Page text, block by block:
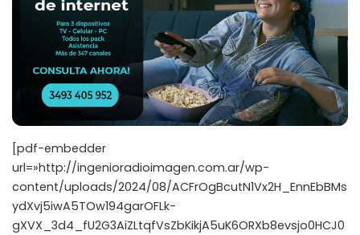
[pdf-embedder
url=»http://ingenioradioimagen.com.ar/wp-
content/uploads/2024/08/ACFrOgBcutN1Vx2H_EnnEbBMs
ydXvj5iwA5TOw194garOFLk-
gXVX_3d4_fU2G3AiZLtqfVsZbKikjA5uK6ORXb8evsjo0HCJ0